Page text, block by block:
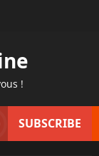
!
SUBSCRIBE